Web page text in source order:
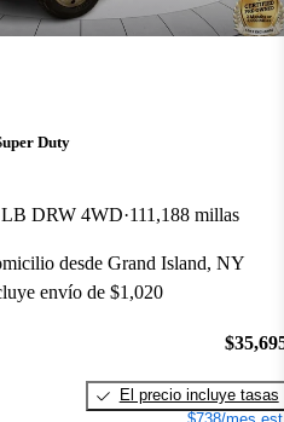
Duty
DRW 4WD 111,188 millas
desde Grand Island, NY
envío de $1,020
El precio incluye tasas